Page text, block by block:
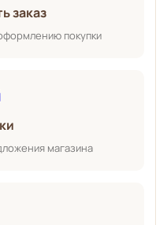
заказ
покупки
магазина